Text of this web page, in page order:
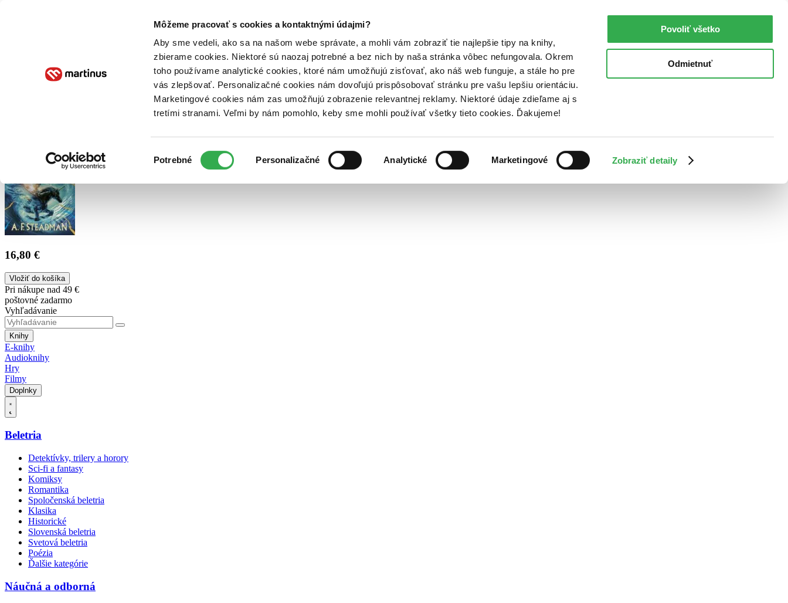
Môžeme pracovať s cookies a kontaktnými údajmi?
Aby sme vedeli, ako sa na našom webe správate, a mohli vám zobraziť tie najlepšie tipy na knihy,
zbierame cookies. Niektoré sú naozaj potrebné a bez nich by naša stránka vôbec nefungovala. Okrem
toho používame analytické cookies, ktoré nám umožňujú zisťovať, ako náš web funguje, a stále ho pre
vás zlepšovať. Personalizačné cookies nám dovoľujú prispôsobovať stránku pre vašu lepšiu orientáciu.
Marketingové cookies nám zas umožňujú zobrazenie relevantnej reklamy. Niektoré údaje zdieľame aj s
tretími stranami. Veľmi by nám pomohlo, keby sme mohli používať všetky tieto cookies. Ďakujeme!
súhlasu
Potrebné Personalizačné Analytické Marketingové Zobraziť detaily
Povoliť všetko
Odmietnuť
Poukážky Kontakt
16,80 €
Vložiť do košíka
Pri nákupe nad 49 €
poštovné zadarmo
Vyhľadávanie
Knihy
E-knihy
Audioknihy
Hry
Filmy
Doplnky
Beletria
Detektívky, trilery a horory
Sci-fi a fantasy
Komiksy
Romantika
Spoločenská beletria
Klasika
Historické
Slovenská beletria
Svetová beletria
Poézia
Ďalšie kategórie
Náučná a odborná